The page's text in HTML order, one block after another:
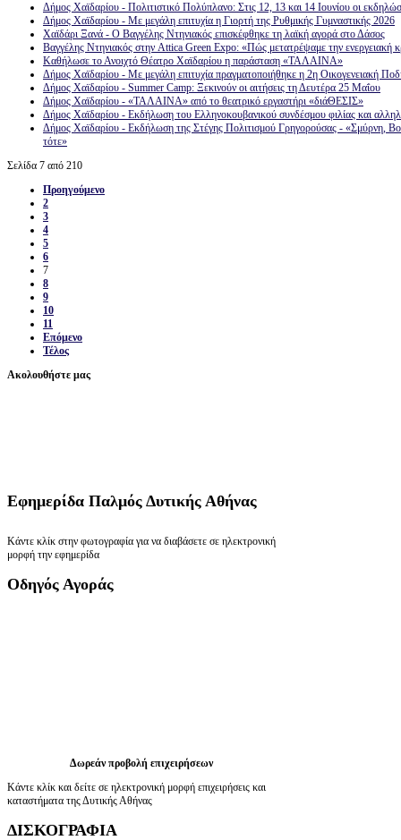
Δήμος Χαϊδαρίου - Πολιτιστικό Πολύπλανο: Στις 12, 13 και 14 Ιουνίου οι
Δήμος Χαϊδαρίου - Με μεγάλη επιτυχία η Γιορτή της Ρυθμικής Γυμναστικής 2026
Χαϊδάρι Ξανά - Ο Βαγγέλης Ντηνιακός επισκέφθηκε τη λαϊκή αγορά στο Δάσος
Βαγγέλης Ντηνιακός στην Attica Green Expo: «Πώς μετατρέψαμε την ενεργειακή
Καθήλωσε το Ανοιχτό Θέατρο Χαϊδαρίου η παράσταση «ΤΑΛΑΙΝΑ»
Δήμος Χαϊδαρίου - Με μεγάλη επιτυχία πραγματοποιήθηκε η 2η Οικογενειακή
Δήμος Χαϊδαρίου - Summer Camp: Ξεκινούν οι αιτήσεις τη Δευτέρα 25 Μαΐου
Δήμος Χαϊδαρίου - «ΤΑΛΑΙΝΑ» από το θεατρικό εργαστήρι «διάΘΕΣΙΣ»
Δήμος Χαϊδαρίου - Εκδήλωση του Ελληνοκουβανικού συνδέσμου φιλίας και
Δήμος Χαϊδαρίου - Εκδήλωση της Στέγης Πολιτισμού Γρηγορούσας - «Σμύρνη,
τότε»
Σελίδα 7 από 210
Προηγούμενο
2
3
4
5
6
7
8
9
10
11
Επόμενο
Τέλος
Ακολουθήστε μας
Εφημερίδα Παλμός Δυτικής Αθήνας
Κάντε κλίκ στην φωτογραφία για να διαβάσετε σε ηλεκτρονική
μορφή την εφημερίδα
Οδηγός Αγοράς
Δωρεάν προβολή επιχειρήσεων
Κάντε κλίκ και δείτε σε ηλεκτρονική μορφή επιχειρήσεις και
καταστήματα της Δυτικής Αθήνας
ΔΙΣΚΟΓΡΑΦΙΑ